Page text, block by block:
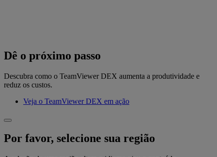
Dê o próximo passo
Descubra como o TeamViewer DEX aumenta a produtividade e
reduz os custos.
Veja o TeamViewer DEX em ação
Por favor, selecione sua região